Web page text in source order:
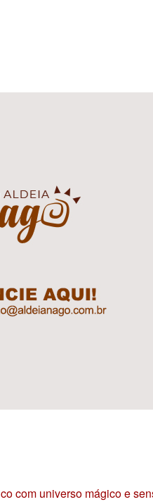
com universo mágico e